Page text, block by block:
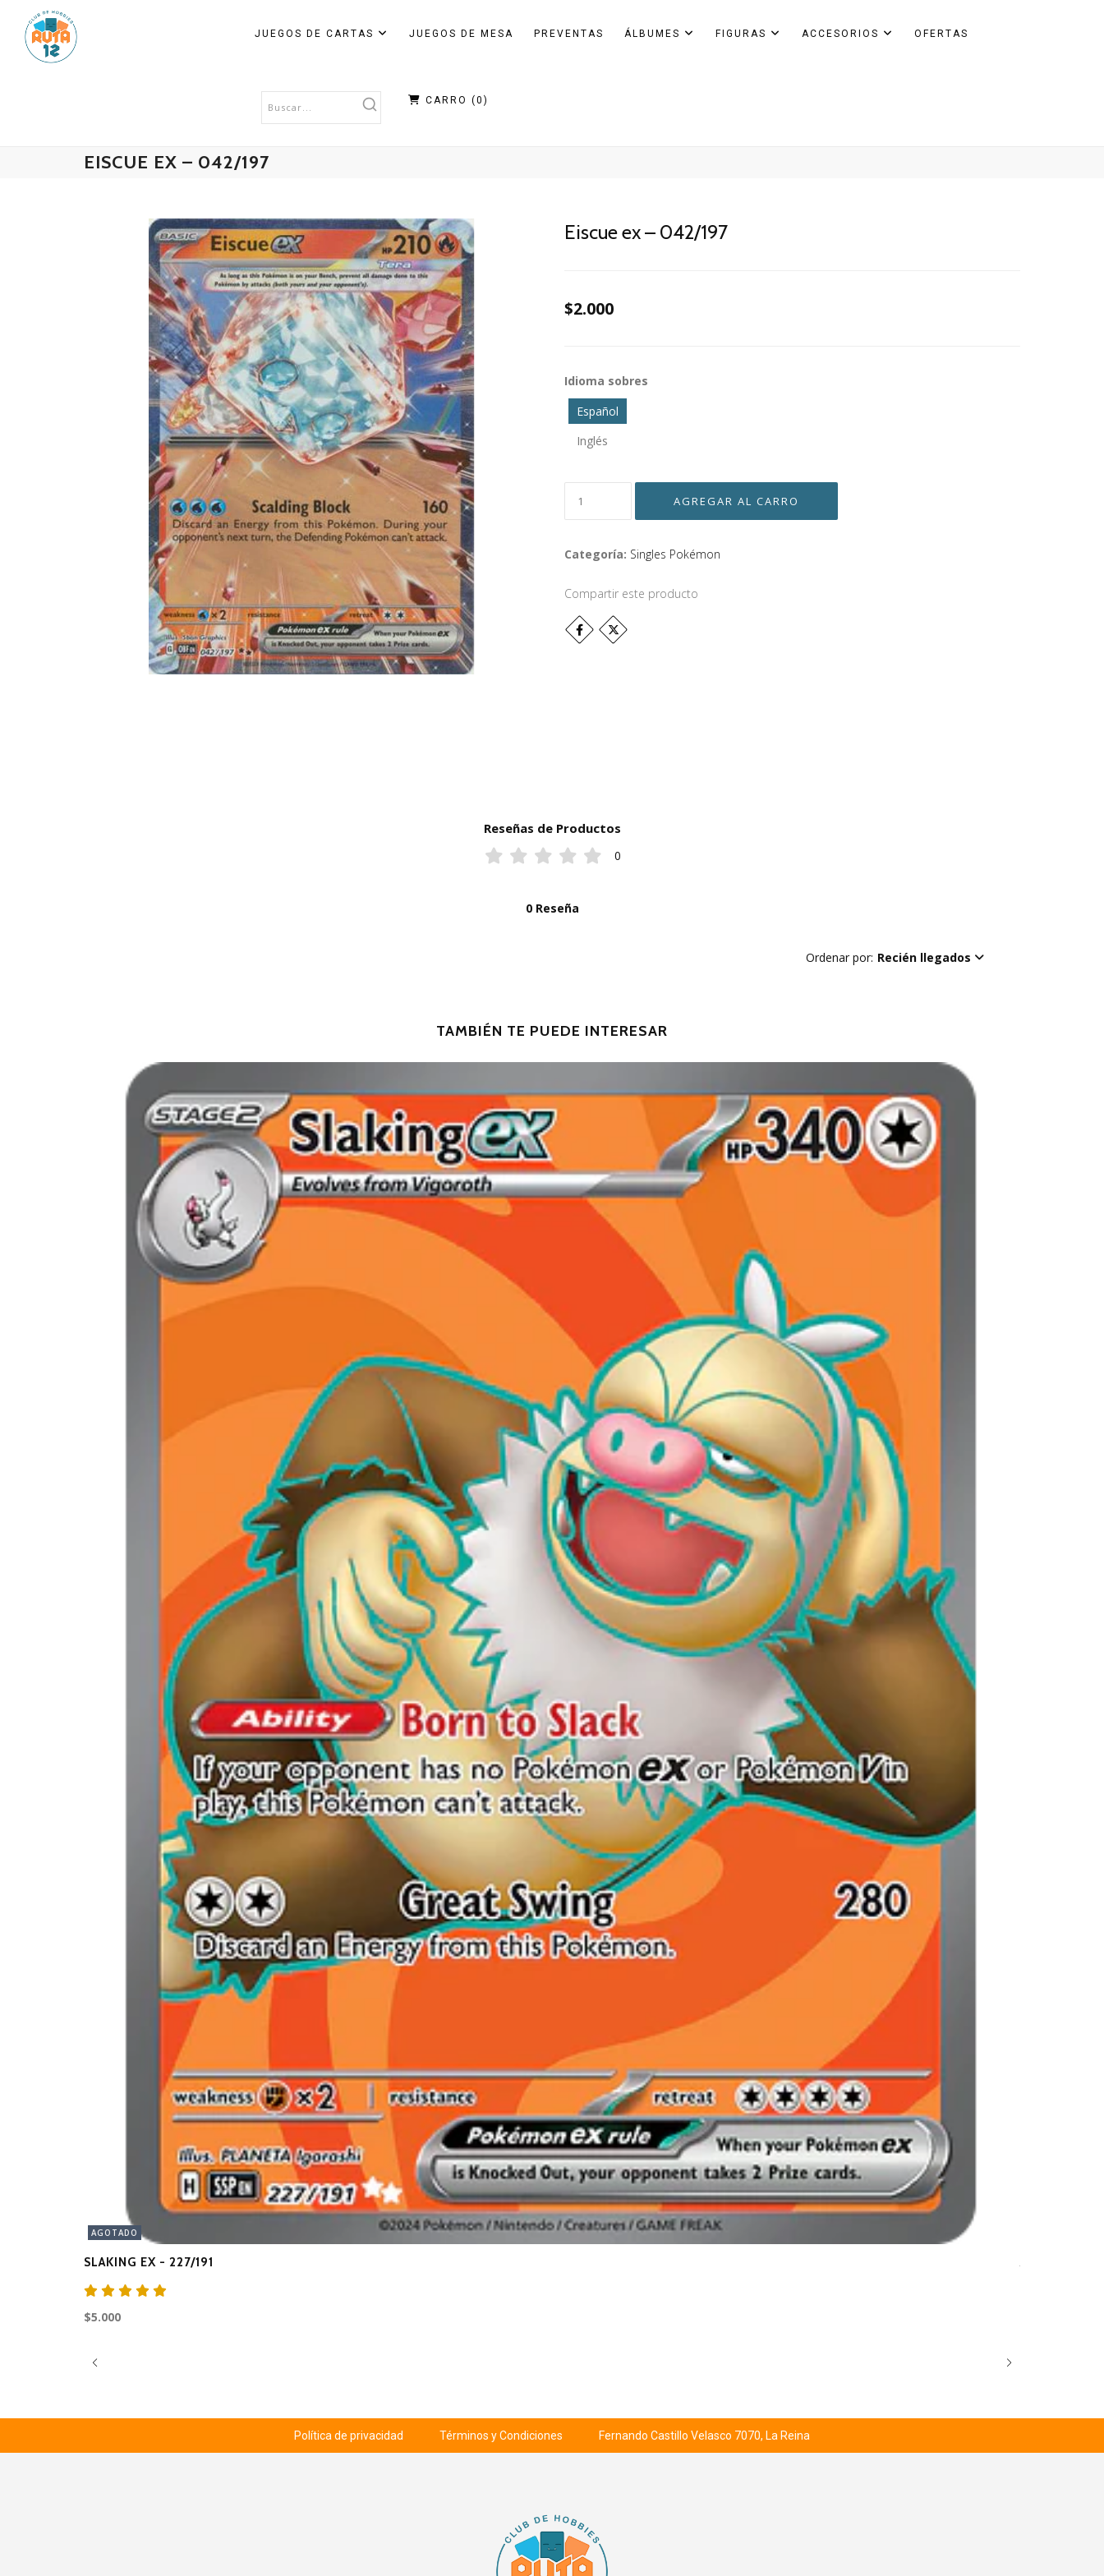
JUEGOS DE CARTAS JUEGOS DE MESA PREVENTAS ÁLBUMES FIGURAS ACCESORIOS OFERTAS
CARRO (0 )
EISCUE EX – 042/197
Eiscue ex – 042/197
$2.000
Idioma sobres
Español
Inglés
Categoría: Singles Pokémon
Compartir este producto
Reseñas de Productos
0
0 Reseña
Ordenar por: Recién llegados
TAMBIÉN TE PUEDE INTERESAR
AGOTADO
SLAKING EX - 227/191
$5.000
Política de privacidad Términos y Condiciones Fernando Castillo Velasco 7070, La Reina